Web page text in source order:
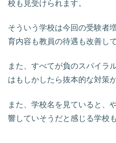
校も見受けられます。
そういう学校は今回の受験者
育内容も教員の待遇も改善し
また、すべてが負のスパイラ
はもしかしたら抜本的な対策
また、学校名を見ていると、
響していそうだと感じる学校